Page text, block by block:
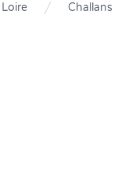
Challans